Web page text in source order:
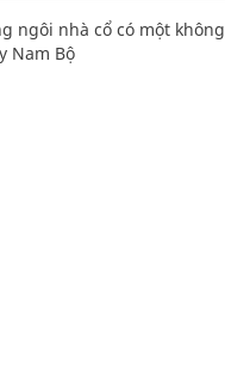
ngôi nhà cổ có một không
Nam Bộ